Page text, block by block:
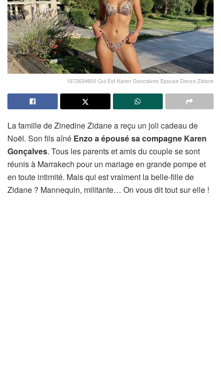
1672634600 Qui Est Karen Goncalves Epouse Denzo Zidane
La famille de Zinedine Zidane a reçu un joli cadeau de
Noël. Son fils aîné Enzo a épousé sa compagne Karen
Gonçalves. Tous les parents et amis du couple se sont
réunis à Marrakech pour un mariage en grande pompe et
en toute intimité. Mais qui est vraiment la belle-fille de
Zidane ? Mannequin, militante… On vous dit tout sur elle !